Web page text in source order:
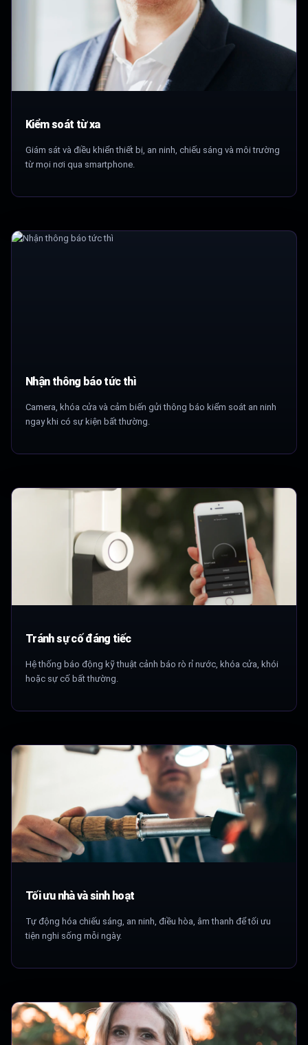
Kiểm soát từ xa
Giám sát và điều khiển thiết bị, an ninh, chiếu sáng và môi trường
từ mọi nơi qua smartphone.
Nhận thông báo tức thì
Camera, khóa cửa và cảm biến gửi thông báo kiểm soát an ninh
ngay khi có sự kiện bất thường.
Tránh sự cố đáng tiếc
Hệ thống báo động kỹ thuật cảnh báo rò rỉ nước, khóa cửa, khói
hoặc sự cố bất thường.
Tối ưu nhà và sinh hoạt
Tự động hóa chiếu sáng, an ninh, điều hòa, âm thanh để tối ưu
tiện nghi sống mỗi ngày.